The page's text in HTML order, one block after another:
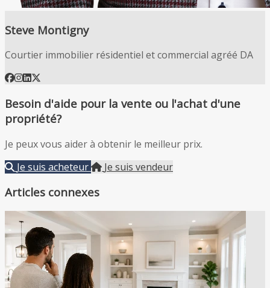
Steve Montigny
Courtier immobilier résidentiel et commercial agréé DA
Besoin d'aide pour la vente ou l'achat d'une
propriété?
Je peux vous aider à obtenir le meilleur prix.
Je suis acheteur
Je suis vendeur
Articles connexes